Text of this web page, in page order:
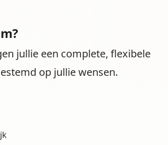
jullie een complete, flexibele
op jullie wensen.